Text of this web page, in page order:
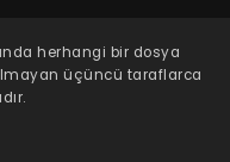
herhangi bir dosya
üçüncü taraflarca